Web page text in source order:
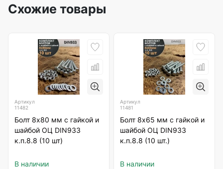
Схожие товары
Артикул
11482
Болт 8х80 мм с гайкой и
шайбой ОЦ DIN933
к.п.8.8 (10 шт)
В наличии
Артикул
11481
Болт 8х65 мм с гайкой и
шайбой ОЦ DIN933
к.п.8.8 (10 шт.)
В наличии